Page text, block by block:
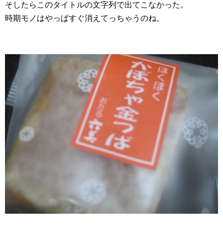
そしたらこのタイトルの文字列で出てこなかった。
時期モノはやっぱすぐ消えてっちゃうのね。